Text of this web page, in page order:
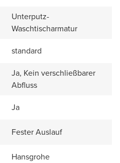
Unterputz-
Waschtischarmatur
standard
Ja, Kein verschließbarer
Abfluss
Ja
Fester Auslauf
Hansgrohe